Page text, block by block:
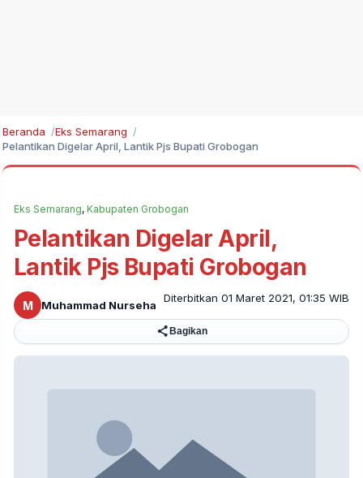
Beranda
Eks Semarang
Pelantikan Digelar April, Lantik Pjs Bupati Grobogan
Eks Semarang, Kabupaten Grobogan
Pelantikan Digelar April,
Lantik Pjs Bupati Grobogan
M Muhammad Nurseha
Diterbitkan 01 Maret 2021, 01:35 WIB
Bagikan